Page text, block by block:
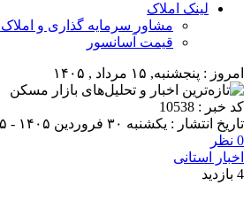
لینک املاک
مشاور سرمایه گذاری و
قیمت آسانسور
امروز : پنجشنبه, ۱۵ مرداد , ۱۴۰۵
کد خبر : 10538
تاریخ انتشار : یکشنبه ۳۰ فروردین ۱۴۰۵ - ۲۰:۴۵
0 نظر
اخبار استانی
4 بازدید